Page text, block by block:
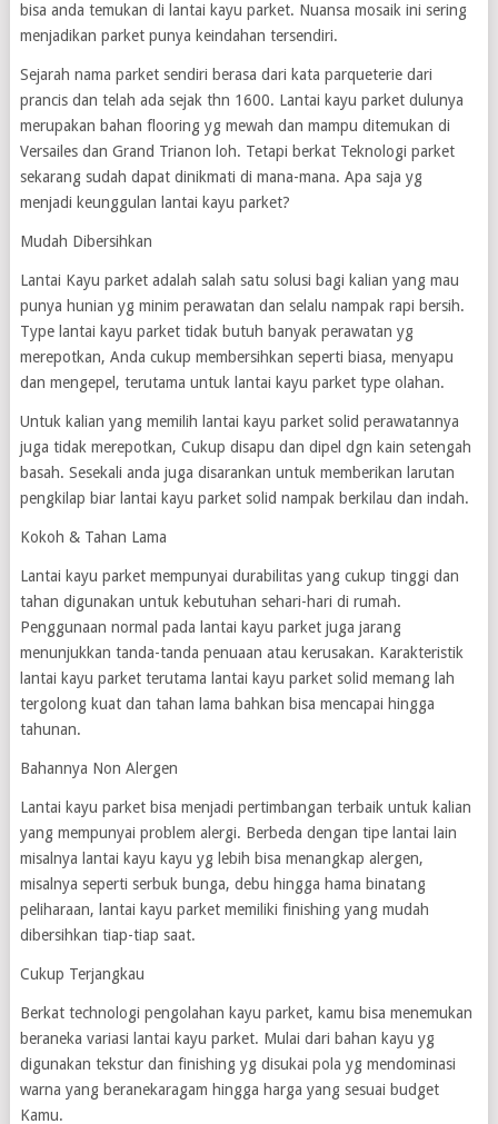
bisa anda temukan di lantai kayu parket. Nuansa mosaik ini sering
menjadikan parket punya keindahan tersendiri.
Sejarah nama parket sendiri berasa dari kata parqueterie dari
prancis dan telah ada sejak thn 1600. Lantai kayu parket dulunya
merupakan bahan flooring yg mewah dan mampu ditemukan di
Versailes dan Grand Trianon loh. Tetapi berkat Teknologi parket
sekarang sudah dapat dinikmati di mana-mana. Apa saja yg
menjadi keunggulan lantai kayu parket?
Mudah Dibersihkan
Lantai Kayu parket adalah salah satu solusi bagi kalian yang mau
punya hunian yg minim perawatan dan selalu nampak rapi bersih.
Type lantai kayu parket tidak butuh banyak perawatan yg
merepotkan, Anda cukup membersihkan seperti biasa, menyapu
dan mengepel, terutama untuk lantai kayu parket type olahan.
Untuk kalian yang memilih lantai kayu parket solid perawatannya
juga tidak merepotkan, Cukup disapu dan dipel dgn kain setengah
basah. Sesekali anda juga disarankan untuk memberikan larutan
pengkilap biar lantai kayu parket solid nampak berkilau dan indah.
Kokoh & Tahan Lama
Lantai kayu parket mempunyai durabilitas yang cukup tinggi dan
tahan digunakan untuk kebutuhan sehari-hari di rumah.
Penggunaan normal pada lantai kayu parket juga jarang
menunjukkan tanda-tanda penuaan atau kerusakan. Karakteristik
lantai kayu parket terutama lantai kayu parket solid memang lah
tergolong kuat dan tahan lama bahkan bisa mencapai hingga
tahunan.
Bahannya Non Alergen
Lantai kayu parket bisa menjadi pertimbangan terbaik untuk kalian
yang mempunyai problem alergi. Berbeda dengan tipe lantai lain
misalnya lantai kayu kayu yg lebih bisa menangkap alergen,
misalnya seperti serbuk bunga, debu hingga hama binatang
peliharaan, lantai kayu parket memiliki finishing yang mudah
dibersihkan tiap-tiap saat.
Cukup Terjangkau
Berkat technologi pengolahan kayu parket, kamu bisa menemukan
beraneka variasi lantai kayu parket. Mulai dari bahan kayu yg
digunakan tekstur dan finishing yg disukai pola yg mendominasi
warna yang beranekaragam hingga harga yang sesuai budget
Kamu.